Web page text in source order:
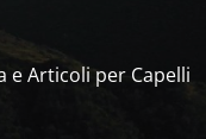
e Articoli per Capelli